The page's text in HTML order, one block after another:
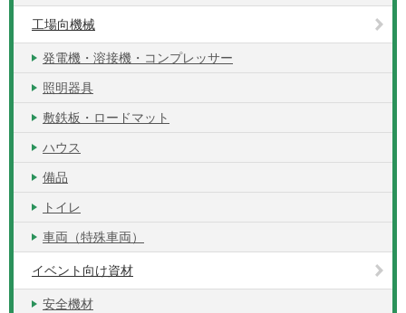
工場向機械
発電機・溶接機・コンプレッサー
照明器具
敷鉄板・ロードマット
ハウス
備品
トイレ
車両（特殊車両）
イベント向け資材
安全機材